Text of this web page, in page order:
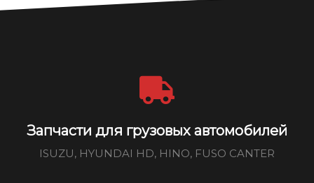
Запчасти для грузовых автомобилей
ISUZU, HYUNDAI HD, HINO, FUSO CANTER